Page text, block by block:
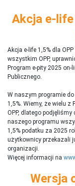
Akcja e-life
Akcja e-life 1,5% dla
wszystkim OPP,
Program e-pity 2025 on-
Publicznego.
W naszym programie
1,5%. Wiemy, że wielu
OPP, dlatego podjęliśmy
naszego programu
1,5% podatku za 2025
użytkownicy przekazali
organizacji.
Więcej informacji na
Wersja